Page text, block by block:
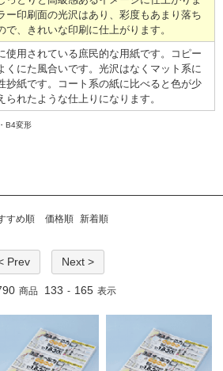
ー印刷面の光沢はあり、彩度もあまり落ち
で、きれいな印刷に仕上がります。
使用されている庶民的な用紙です。コピー
くにた風合いです。光沢はなくマット系に
抄紙です。コート系の紙に比べると色が少
られたような仕上りになります。
B4変形
すめ順 価格順 新着順
Prev Next >
商品 133 - 165 表示